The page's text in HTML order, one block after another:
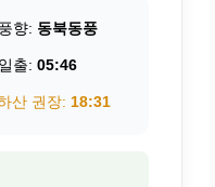
향: 동북동풍
출: 05:46
산 권장: 18:31